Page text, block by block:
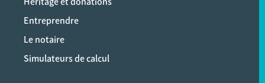
Entreprendre
Le notaire
Simulateurs de calcul